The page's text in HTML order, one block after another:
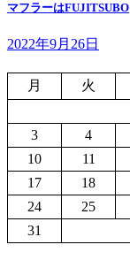
マフラーはFUJITSUBO
2022年9月26日
月
火
3
4
10
11
17
18
24
25
31